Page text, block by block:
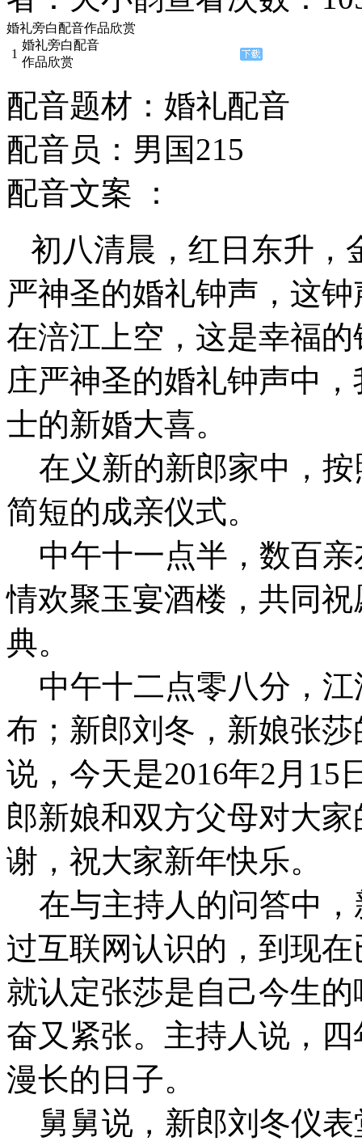
婚礼旁白配音作品欣赏
1
婚礼旁白配音
作品欣赏
配音题材：婚礼配音
配音员：男国215
配音文案 ：
初八清晨，红日东升，
严神圣的婚礼钟声，这
在涪江上空，这是幸福
庄严神圣的婚礼钟声中
士的新婚大喜。
在义新的新郎家中，按
简短的成亲仪式。
中午十一点半，数百亲
情欢聚玉宴酒楼，共同
典。
中午十二点零八分，江
布；新郎刘冬，新娘张
说，今天是2016年2月15
郎新娘和双方父母对大
谢，祝大家新年快乐。
在与主持人的问答中，
过互联网认识的，到现
就认定张莎是自己今生
奋又紧张。主持人说，
漫长的日子。
舅舅说，新郎刘冬仪表